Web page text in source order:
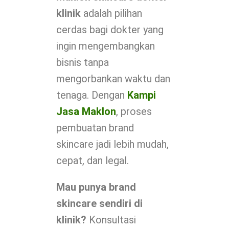
klinik adalah pilihan
cerdas bagi dokter yang
ingin mengembangkan
bisnis tanpa
mengorbankan waktu dan
tenaga. Dengan Kampi
Jasa Maklon, proses
pembuatan brand
skincare jadi lebih mudah,
cepat, dan legal.
Mau punya brand
skincare sendiri di
klinik? Konsultasi